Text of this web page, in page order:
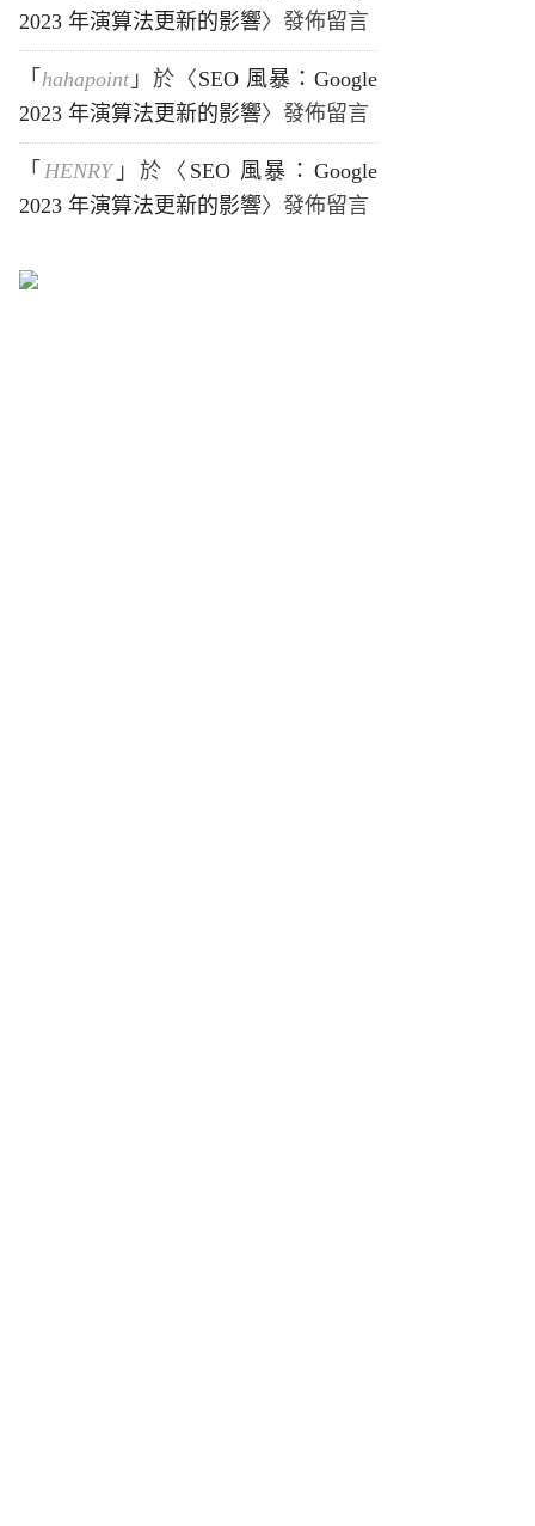
2023 年演算法更新的影響〉發佈留言
「 hahapoint 」於〈 SEO 風暴：Google
2023 年演算法更新的影響〉發佈留言
「 HENRY」於〈 SEO 風暴：Google
2023 年演算法更新的影響〉發佈留言